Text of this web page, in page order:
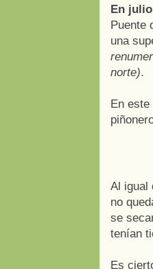
En
Puente
una
norte).
En
Al igual
no
se
tenían
Es